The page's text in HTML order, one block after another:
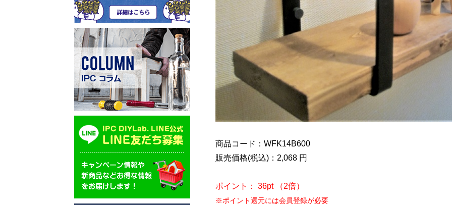
商品コード：WFK14B600
販売価格(税込)：2,068 円
ポイント： 36pt （2倍）
※ポイント還元には会員登録が必要